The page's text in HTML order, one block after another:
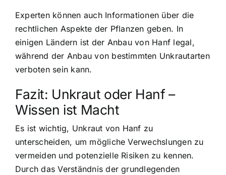
Experten können auch Informationen über die
rechtlichen Aspekte der Pflanzen geben. In
einigen Ländern ist der Anbau von Hanf legal,
während der Anbau von bestimmten Unkrautarten
verboten sein kann.
Fazit: Unkraut oder Hanf –
Wissen ist Macht
Es ist wichtig, Unkraut von Hanf zu
unterscheiden, um mögliche Verwechslungen zu
vermeiden und potenzielle Risiken zu kennen.
Durch das Verständnis der grundlegenden